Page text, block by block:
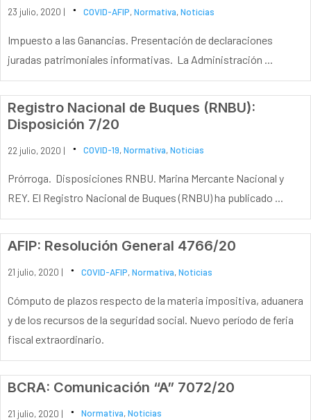
23 julio, 2020 | COVID-AFIP,Normativa,Noticias
Impuesto a las Ganancias. Presentación de declaraciones
juradas patrimoniales informativas. La Administración ...
Registro Nacional de Buques (RNBU):
Disposición 7/20
22 julio, 2020 | COVID-19,Normativa,Noticias
Prórroga. Disposiciones RNBU. Marina Mercante Nacional y
REY. El Registro Nacional de Buques (RNBU) ha publicado ...
AFIP: Resolución General 4766/20
21 julio, 2020 | COVID-AFIP,Normativa,Noticias
Cómputo de plazos respecto de la materia impositiva, aduanera
y de los recursos de la seguridad social. Nuevo período de feria
fiscal extraordinario.
BCRA: Comunicación “A” 7072/20
21 julio, 2020 | Normativa,Noticias